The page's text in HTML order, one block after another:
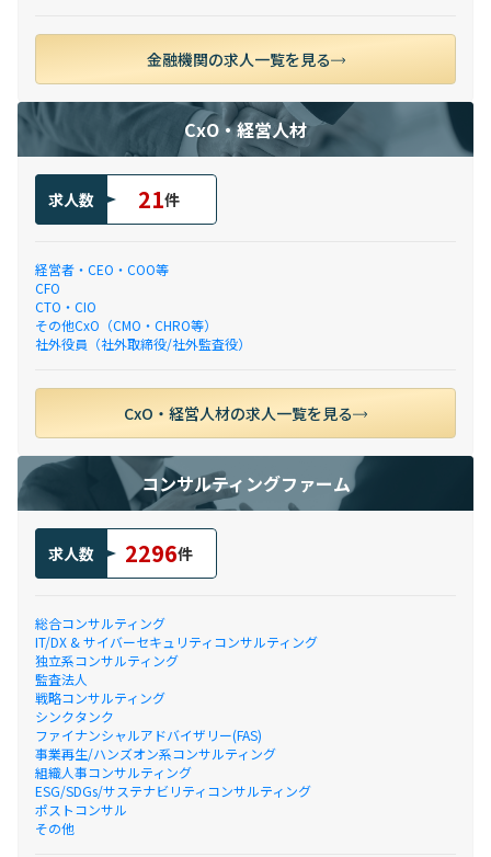
金融機関の求人一覧を見る
CxO・経営人材
求人数 21件
経営者・CEO・COO等
CFO
CTO・CIO
その他CxO（CMO・CHRO等）
社外役員（社外取締役/社外監査役）
CxO・経営人材の求人一覧を見る
コンサルティングファーム
求人数 2296件
総合コンサルティング
IT/DX & サイバーセキュリティコンサルティング
独立系コンサルティング
監査法人
戦略コンサルティング
シンクタンク
ファイナンシャルアドバイザリー(FAS)
事業再生/ハンズオン系コンサルティング
組織人事コンサルティング
ESG/SDGs/サステナビリティコンサルティング
ポストコンサル
その他